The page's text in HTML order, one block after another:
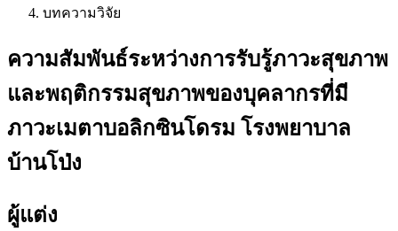
บทความวิจัย
ความสัมพันธ์ระหว่างการรับรู้ภาวะสุขภาพ
และพฤติกรรมสุขภาพของบุคลากรที่มี
ภาวะเมตาบอลิกซินโดรม โรงพยาบาล
บ้านโป่ง
ผู้แต่ง